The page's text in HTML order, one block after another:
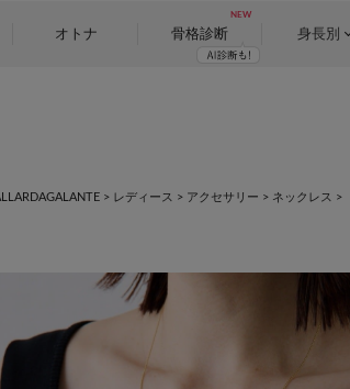
オトナ 骨格診断 身長別
> レディース > アクセサリー > ネックレス >